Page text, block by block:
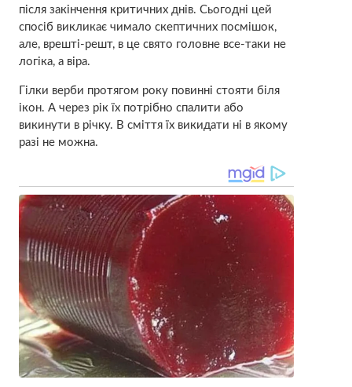
після закінчення критичних днів. Сьогодні цей
спосіб викликає чимало скептичних посмішок,
але, врешті-решт, в це свято головне все-таки не
логіка, а віра.
Гілки верби протягом року повинні стояти біля
ікон. А через рік їх потрібно спалити або
викинути в річку. В сміття їх викидати ні в якому
разі не можна.